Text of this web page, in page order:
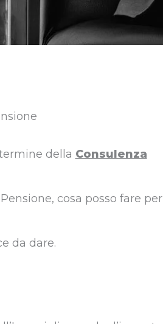
della Consulenza
cosa posso fare per
da dare.